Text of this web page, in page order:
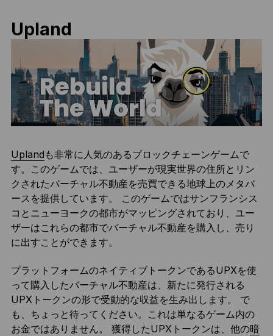
Upland
Upland も非常に人気のあるブロックチェーンゲームで
す。このゲームでは、ユーザーが現実世界の住所とリン
クされたバーチャル不動産を売買できる地球上のメタバ
ースを提供しています。 このゲームではサンフランシス
コとニューヨークの都市がマッピングされており、ユー
ザーはこれらの都市でバーチャル不動産を購入し、売り
に出すことができます。
プラットフォームのネイティブトークンであるUPXを使
って購入したバーチャル不動産は、新たに発行される
UPXトークンの形で受動的な収益を生み出します。 で
も、ちょっと待ってください。これは単なるゲーム内の
お金ではありません。 獲得したUPXトークンは、他の暗